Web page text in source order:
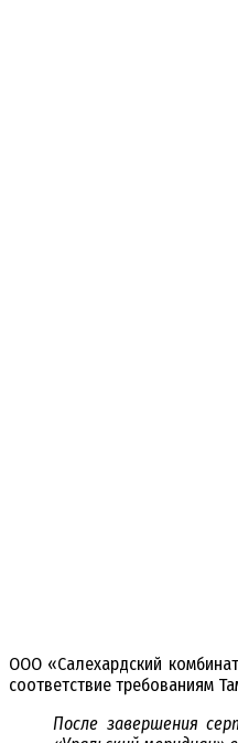
ООО «Салехардский
соответствие требованиям
После завершения